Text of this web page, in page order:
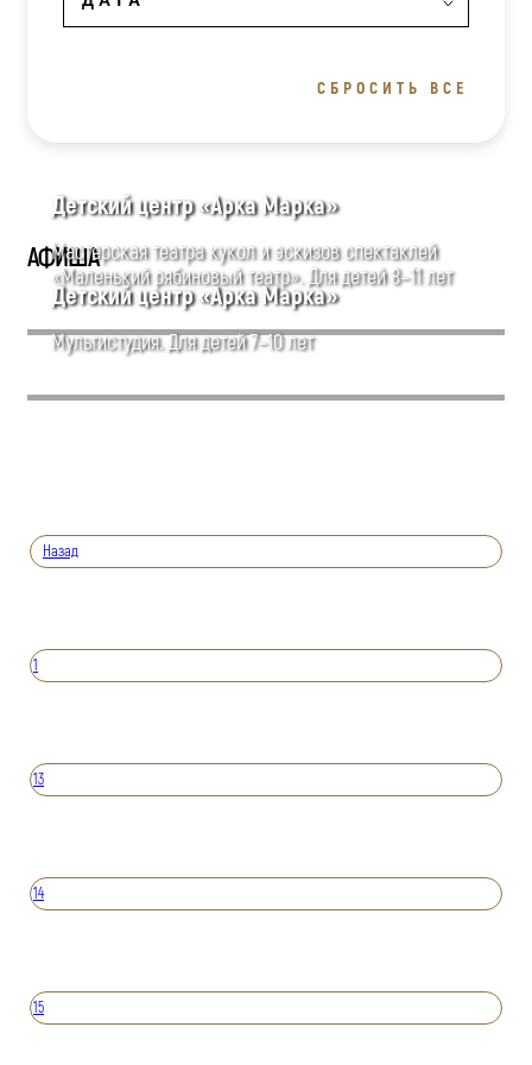
СБРОСИТЬ ВСЕ
АФИША
Детский центр «Арка Марка»
Мастерская театра кукол и эскизов спектаклей
«Маленький рябиновый театр». Для детей 8–11 лет
Детский центр «Арка Марка»
Мультистудия. Для детей 7–10 лет
Назад
1
13
14
15